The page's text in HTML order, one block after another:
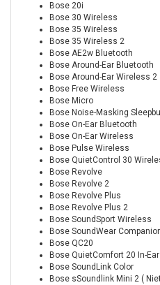
Bose 20i
Bose 30 Wireless
Bose 35 Wireless
Bose 35 Wireless 2
Bose AE2w Bluetooth
Bose Around-Ear Bluetooth
Bose Around-Ear Wireless 2
Bose Free Wireless
Bose Micro
Bose Noise-Masking
Bose On-Ear Bluetooth
Bose On-Ear Wireless
Bose Pulse Wireless
Bose QuietControl 30
Bose Revolve
Bose Revolve 2
Bose Revolve Plus
Bose Revolve Plus 2
Bose SoundSport Wireless
Bose SoundWear
Bose QC20
Bose QuietComfort 20 In-Ear
Bose SoundLink Color
Bose sSoundlink Mini 2 (